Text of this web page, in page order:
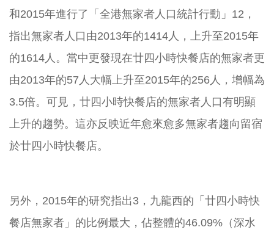
和2015年進行了「全港無家者人口統計行動」 12 ，
指出無家者人口由2013年的1414人，上升至2015年
的1614人。當中更發現在廿四小時快餐店的無家者更
由2013年的57人大幅上升至2015年的256人，增幅為
3.5倍。可見，廿四小時快餐店的無家者人口有明顯
上升的趨勢。這亦反映近年愈來愈多無家者趨向留宿
於廿四小時快餐店。
另外，2015年的研究指出3 ，九龍西的「廿四小時快
餐店無家者」的比例最大，佔整體的46.09%（深水